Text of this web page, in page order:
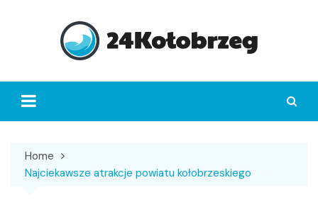
Home
Najciekawsze atrakcje powiatu kołobrzeskiego